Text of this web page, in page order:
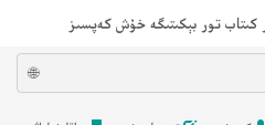
كىتاب تور بېكىتىگە خۇش كەپسىز
🌐